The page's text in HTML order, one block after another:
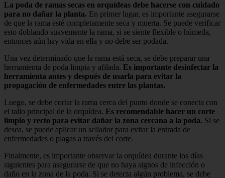
La poda de ramas secas en orquídeas debe hacerse con cuidado
para no dañar la planta. En primer lugar, es importante asegurarse
de que la rama esté completamente seca y muerta. Se puede verificar
esto doblando suavemente la rama, si se siente flexible o húmeda,
entonces aún hay vida en ella y no debe ser podada.
Una vez determinado que la rama está seca, se debe preparar una
herramienta de poda limpia y afilada. Es importante desinfectar la
herramienta antes y después de usarla para evitar la
propagación de enfermedades entre las plantas.
Luego, se debe cortar la rama cerca del punto donde se conecta con
el tallo principal de la orquídea. Es recomendable hacer un corte
limpio y recto para evitar dañar la zona cercana a la poda. Si se
desea, se puede aplicar un sellador para evitar la entrada de
enfermedades o plagas a través del corte.
Finalmente, es importante observar la orquídea durante los días
siguientes para asegurarse de que no haya signos de infección o
daño en la zona de la poda. Si se detecta algún problema, se debe